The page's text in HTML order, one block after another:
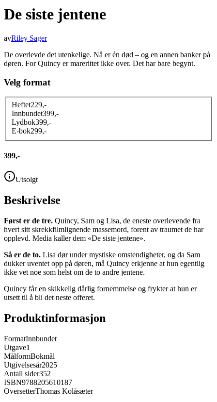
De siste jentene
avRiley Sager
De overlevde det utenkelige. Nå er én død – og en annen banker på
døren. For Quincy er marerittet ikke over. Det har bare begynt.
Velg format
Heftet229,-
Innbundet399,-
Lydbok399,-
E-bok299,-
399,-
Utsolgt
Beskrivelse
Først er de tre. Quincy, Sam og Lisa, de eneste overlevende fra
hvert sitt skrekkfilmlignende massemord, forent av traumet de har
opplevd. Media kaller dem «De siste jentene».
Så er de to. Lisa dør under mystiske omstendigheter, og da Sam
dukker uventet opp på døren, må Quincy erkjenne at hun egentlig
ikke vet noe som helst om de to andre jentene.
Quincy får en skikkelig dårlig fornemmelse og frykter at hun er
utsett til å bli det neste offeret.
Produktinformasjon
FormatInnbundet
Utgave1
MålformBokmål
Utgivelsesår2025
Antall sider352
ISBN9788205610187
OversetterThomas Kolåsæter